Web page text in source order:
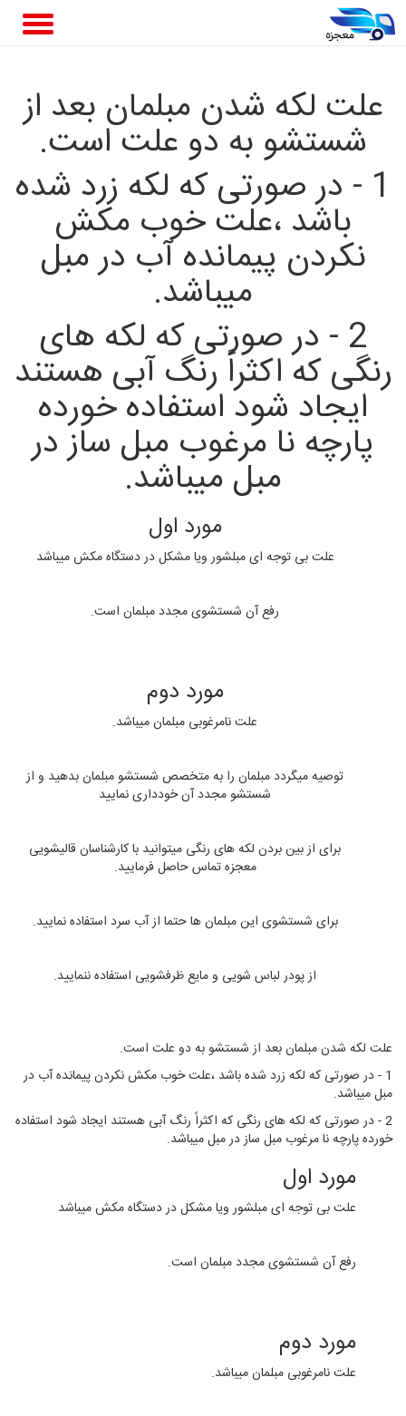
علت لکه شدن مبلمان بعد از
شستشو به دو علت است.
1 - در صورتی که لکه زرد شده
باشد ،علت خوب مکش
نکردن پیمانده آب در مبل
میباشد.
2 - در صورتی که لکه های
رنگی که اکثراً رنگ آبی هستند
ایجاد شود استفاده خورده
پارچه نا مرغوب مبل ساز در
مبل میباشد.
مورد اول
علت بی توجه ای مبلشور ویا مشکل در دستگاه مکش میباشد
رفع آن شستشوی مجدد مبلمان است.
مورد دوم
علت نامرغوبی مبلمان میباشد.
توصیه میگردد مبلمان را به متخصص شستشو مبلمان بدهید و از
شستشو مجدد آن خودداری نمایید
برای از بین بردن لکه های رنگی میتوانید با کارشناسان قالیشویی
معجزه تماس حاصل فرمایید.
برای شستشوی این مبلمان ها حتما از آب سرد استفاده نمایید.
از پودر لباس شویی و مایع ظرفشویی استفاده ننمایید.
علت لکه شدن مبلمان بعد از شستشو به دو علت است.
1 - در صورتی که لکه زرد شده باشد ،علت خوب مکش نکردن پیمانده آب در
مبل میباشد.
2 - در صورتی که لکه های رنگی که اکثراً رنگ آبی هستند ایجاد شود استفاده
خورده پارچه نا مرغوب مبل ساز در مبل میباشد.
مورد اول
علت بی توجه ای مبلشور ویا مشکل در دستگاه مکش میباشد
رفع آن شستشوی مجدد مبلمان است.
مورد دوم
علت نامرغوبی مبلمان میباشد.